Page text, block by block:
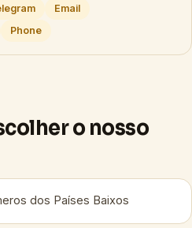
Email
Phone
o nosso
dos Países Baixos